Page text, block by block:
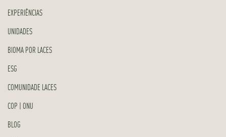
EXPERIÊNCIAS
UNIDADES
BIOMA POR LACES
ESG
COMUNIDADE LACES
COP | ONU
BLOG